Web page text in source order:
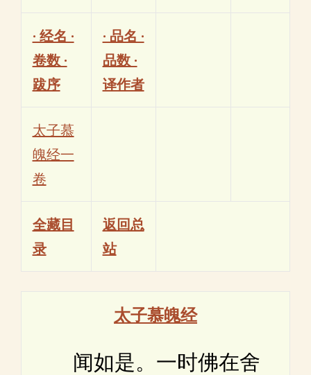
· 经名 ·
卷数 ·
跋序
· 品名 ·
品数 ·
译作者
太子慕
魄经一
卷
全藏目
录
返回总
站
太子慕魄经
闻如是。一时佛在舍